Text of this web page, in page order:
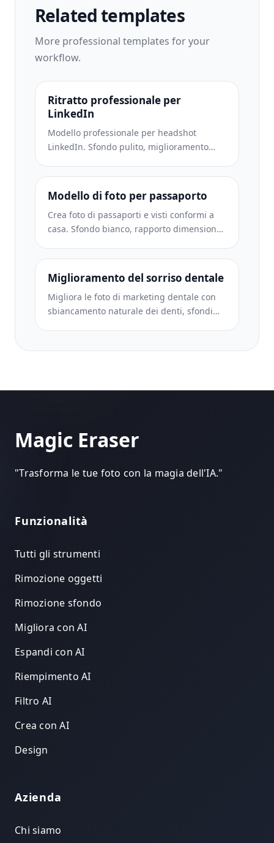
Related templates
More professional templates for your
workflow.
Ritratto professionale per
LinkedIn
Modello professionale per headshot
LinkedIn. Sfondo pulito, miglioramento
consente di ottenere 14 volte più
visualizzazioni del profilo.
Modello di foto per passaporto
Crea foto di passaporti e visti conformi a
casa. Sfondo bianco, rapporto dimensione
output a 600 DPI che soddisfa i requisiti
del Dipartimento di Stato.
Miglioramento del sorriso dentale
Migliora le foto di marketing dentale con
sbiancamento naturale dei denti, sfondi
e social media.
Magic Eraser
"Trasforma le tue foto con la magia dell'IA."
Funzionalità
Tutti gli strumenti
Rimozione oggetti
Rimozione sfondo
Migliora con AI
Espandi con AI
Riempimento AI
Filtro AI
Crea con AI
Design
Azienda
Chi siamo